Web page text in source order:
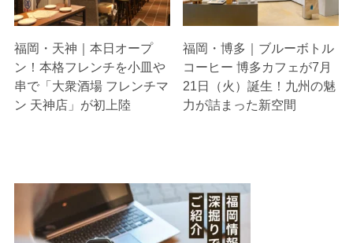
福岡・天神｜本日オープ
ン！本格フレンチを小皿や
串で「大衆酒場 フレンチマ
ン 天神店」が初上陸
福岡・博多｜ブルーボトル
コーヒー 博多カフェが7月
21日（火）誕生！九州の魅
力が詰まった新空間